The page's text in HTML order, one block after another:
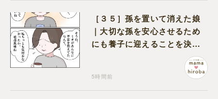
［３５］孫を置いて消えた娘
｜大切な孫を安心させるため
にも養子に迎えることを決心
5時間前